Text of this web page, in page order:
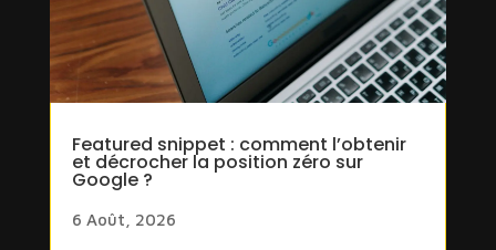
Featured snippet : comment l’obtenir
et décrocher la position zéro sur
Google ?
6 Août, 2026